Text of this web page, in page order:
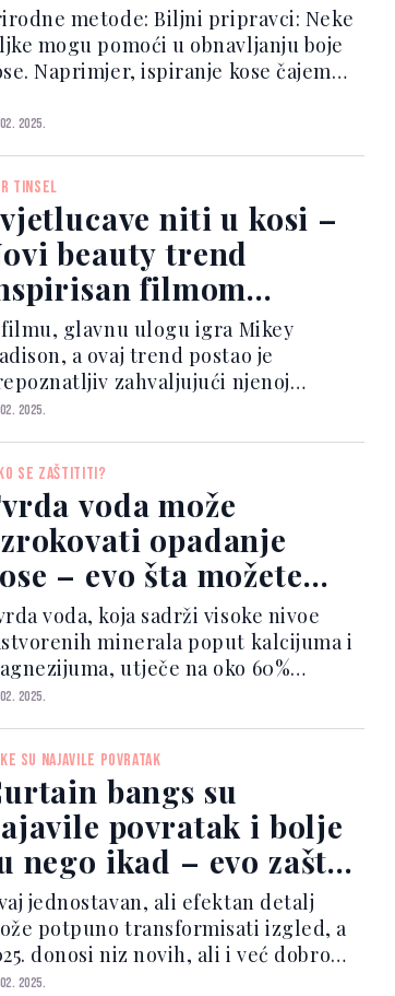
metode: Biljni pripravci: Neke
mogu pomoći u obnavljanju boje
Naprimjer, ispiranje kose čajem
Kafa može obogatiti tamnu kosu i
u prekrivanju sijedih
Kof...
2025.
TINSEL
niti u kosi –
beauty trend
filmom
za Oscara
glavnu ulogu igra Mikey
a ovaj trend postao je
zahvaljujući njenoj
post on Instagram A
tinsel, iako se često pov...
2025.
SE ZAŠTITITI?
voda može
opadanje
– evo šta možete
voda, koja sadrži visoke nivoe
minerala poput kalcijuma i
utječe na oko 60%
u UK, a njeni negativni
voda utječe na kosu i kožu?
u tvrdoj vodi...
2025.
SU NAJAVILE POVRATAK
bangs su
povratak i bolje
nego ikad – evo zašto
svi obožavaju!
jednostavan, ali efektan detalj
potpuno transformisati izgled, a
donosi niz novih, ali i već dobro
stilova šiški. Bilo da želite
2025.